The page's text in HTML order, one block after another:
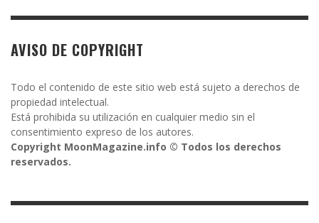
AVISO DE COPYRIGHT
Todo el contenido de este sitio web está sujeto a derechos de
propiedad intelectual.
Está prohibida su utilización en cualquier medio sin el
consentimiento expreso de los autores.
Copyright MoonMagazine.info © Todos los derechos
reservados.